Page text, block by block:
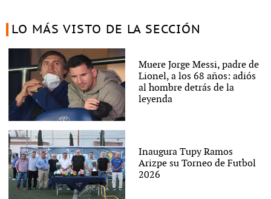
LO MÁS VISTO DE LA SECCIÓN
Muere Jorge Messi, padre de
Lionel, a los 68 años: adiós
al hombre detrás de la
leyenda
Inaugura Tupy Ramos
Arizpe su Torneo de Futbol
2026